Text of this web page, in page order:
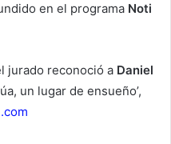
en el programa Noti
jurado reconoció a Daniel
un lugar de ensueño’,